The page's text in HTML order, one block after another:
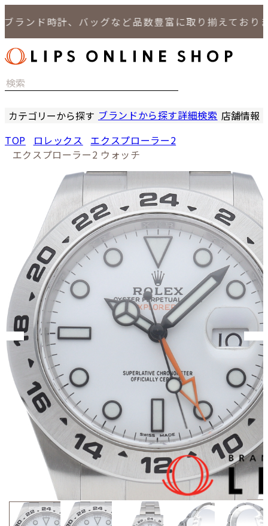
ド時計、バッグなど品数豊富に取り揃えております
カテゴリーから探す
バッグ
小物
ブランドから探す詳細検索 店舗情報
LIPS 札
LIPS 通信
TOP ロレックス
エクスプローラー2
エクスプローラー2 ウォッチ